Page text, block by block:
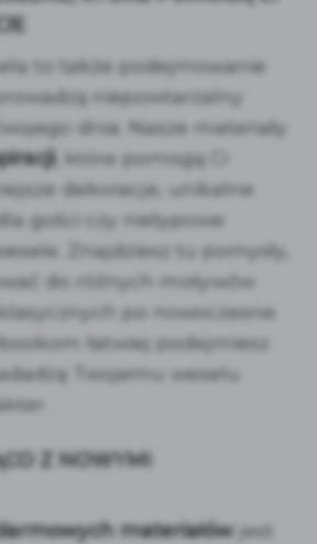
to także podejmowanie
niepowtarzalny
dnia. Nasze materiały
, które pomogą Ci
dekoracje, unikalne
gości czy nietypowe
Znajdziesz tu pomysły,
do różnych motywów
po nowoczesne.
łatwiej podejmiesz
Twojemu weselu
Z NOWYMI
materiałów jest